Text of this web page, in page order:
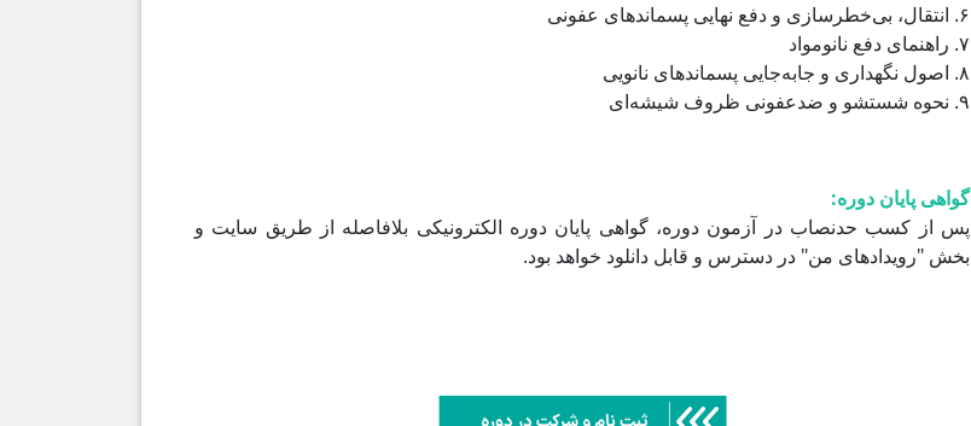
۶. انتقال، بی‌خطرسازی و دفع نهایی پسماندهای عفونی
۷. راهنمای دفع نانومواد
۸. اصول نگهداری و جابه‌جایی پسماندهای نانویی
۹. نحوه شستشو و ضدعفونی ظروف شیشه‌ای
گواهی پایان دوره:
پس از کسب حدنصاب در آزمون دوره، گواهی پایان دوره الکترونیکی بلافاصله از طریق سایت و
بخش "رویدادهای من" در دسترس و قابل دانلود خواهد بود.